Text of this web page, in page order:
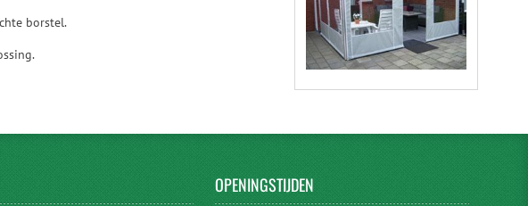
borstel.
OPENINGSTIJDEN